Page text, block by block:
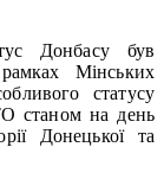
Донбасу був
Мінських
статусу
станом на день
Донецької та